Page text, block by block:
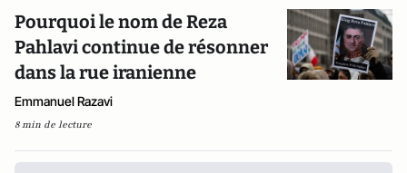
Pourquoi le nom de Reza
Pahlavi continue de résonner
dans la rue iranienne
Emmanuel Razavi
8 min de lecture